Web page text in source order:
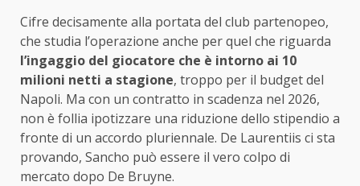
Cifre decisamente alla portata del club partenopeo,
che studia l’operazione anche per quel che riguarda
l’ingaggio del giocatore che è intorno ai 10
milioni netti a stagione, troppo per il budget del
Napoli. Ma con un contratto in scadenza nel 2026,
non è follia ipotizzare una riduzione dello stipendio a
fronte di un accordo pluriennale. De Laurentiis ci sta
provando, Sancho può essere il vero colpo di
mercato dopo De Bruyne.